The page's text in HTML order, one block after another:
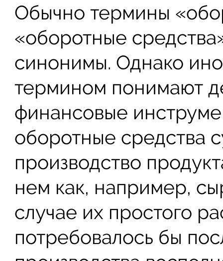
Обычно термины
«оборотные
синонимы. Однако
термином понимают
финансовые
оборотные средства
производство
нем как, например,
случае их простого
потребовалось бы